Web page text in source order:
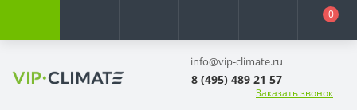
0
info@vip-climate.ru
8 (495) 489 21 57
Заказать звонок